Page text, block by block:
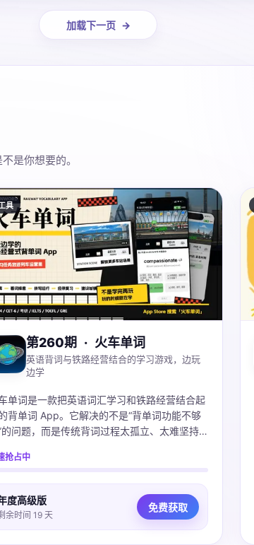
加载下一页
是你想要的。
具
第260期 · 火车单词
英语背词与铁路经营结合的学习游戏，边玩
边学
单词是一款把英语词汇学习和铁路经营结合起
背单词 App。它解决的不是“背单词功能不够
的问题，而是传统背词过程太孤立、太难坚持
意、拼写和复习来完成不同学习任务；这些任
用户能更直观地感受到：今天不是只完成了几
单词数字，而是在推进自己的铁路世界。
抢占中
度高级版
余时间 19 天
免费获取